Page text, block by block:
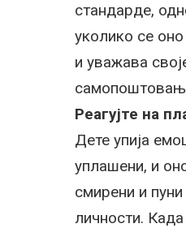
стандарде,
уколико се
и уважава
Реагујте на
Дете упија
уплашени, и
смирени и
личности.